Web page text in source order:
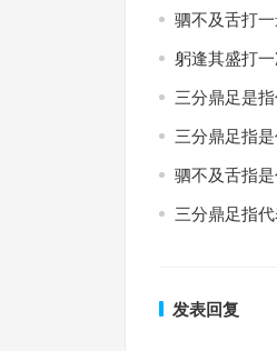
驷不及舌打
躬逢其盛打
三分鼎足是
三分鼎足指
驷不及舌指
三分鼎足指
发表回复